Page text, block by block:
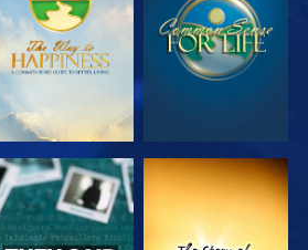
СМОТРЕТЬ СМОТРЕТЬ